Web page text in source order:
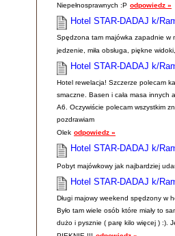
Niepełnosprawnych :P odpowiedz »
Hotel STAR-DADAJ k/
Spędzona tam majówka zapadnie w
jedzenie, miła obsługa, piękne
Hotel STAR-DADAJ k/
Hotel rewelacja! Szczerze polecam
smaczne. Basen i cała masa innych
A6. Oczywiście polecam wszystkim
pozdrawiam
Olek odpowiedz »
Hotel STAR-DADAJ k/
Pobyt majówkowy jak najbardziej
Hotel STAR-DADAJ k/
Długi majowy weekend spędzony w
Było tam wiele osób które miały to
dużo i pysznie ( parę kilo więcej ) :).